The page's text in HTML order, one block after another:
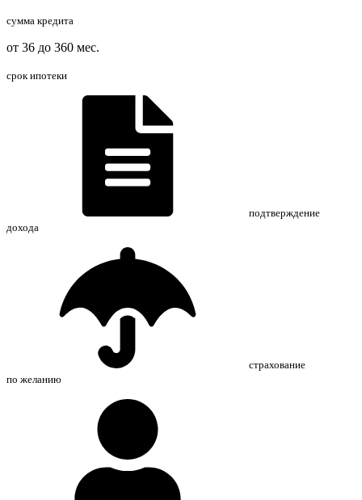
сумма кредита
от 36 до 360 мес.
срок ипотеки
подтверждение
дохода
страхование
по желанию